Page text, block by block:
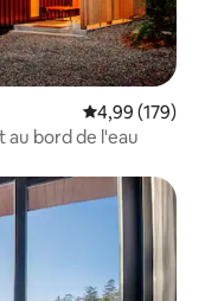
Évaluation
4,99 (179)
au bord de l'eau